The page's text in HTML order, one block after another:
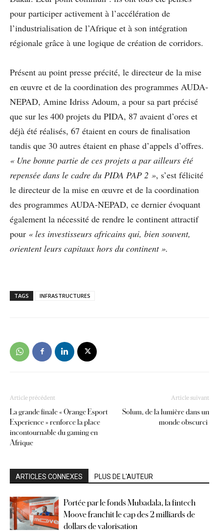
pour participer activement à l’accélération de
l’industrialisation de l’Afrique et à son intégration
régionale grâce à une logique de création de corridors.
Présent au point presse précité, le directeur de la mise
en œuvre et de la coordination des programmes AUDA-
NEPAD, Amine Idriss Adoum, a pour sa part précisé
que sur les 400 projets du PIDA, 87 avaient d’ores et
déjà été réalisés, 67 étaient en cours de finalisation
tandis que 30 autres étaient en phase d’appels d’offres.
« Une bonne partie de ces projets a par ailleurs été
repensée dans le cadre du PIDA PAP 2 », s’est félicité
le directeur de la mise en œuvre et de la coordination
des programmes AUDA-NEPAD, ce dernier évoquant
également la nécessité de rendre le continent attractif
pour « les investisseurs africains qui, bien souvent,
orientent leurs capitaux hors du continent ».
TAGS INFRASTRUCTURES
Article précédent
La grande finale « Orange Esport
Experience » renforce la place
incontournable du gaming en
Afrique
Article suivant
Solum, de la lumière dans un
monde obscurci
ARTICLES CONNEXES PLUS DE L'AUTEUR
Portée par le fonds Mubadala, la fintech
Moove franchit le cap des 2 milliards de
dollars de valorisation